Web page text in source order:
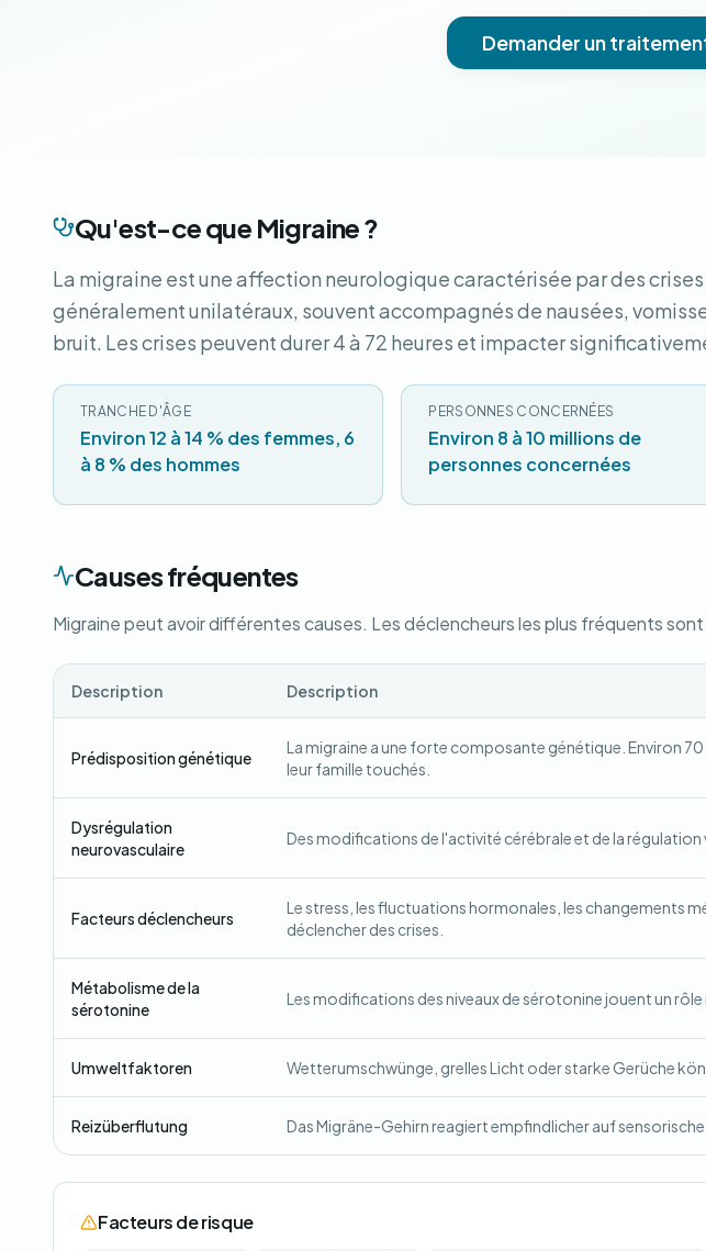
Demander un
Qu'est-ce que Migraine ?
La migraine est une affection neurologique caractérisée par des
généralement unilatéraux, souvent accompagnés de nausées,
bruit. Les crises peuvent durer 4 à 72 heures et impacter
TRANCHE D'ÂGE
Environ 12 à 14 % des femmes, 6
à 8 % des hommes
PERSONNES CONCERNÉES
Environ 8 à 10 millions de
personnes concernées
Causes fréquentes
Migraine peut avoir différentes causes. Les déclencheurs les plus fréquents sont
Description Description
Prédisposition génétique
La migraine a une forte composante génétique. Environ
leur famille touchés.
Dysrégulation
neurovasculaire
Des modifications de l'activité cérébrale et de la régulation
Facteurs déclencheurs
Le stress, les fluctuations hormonales, les changements
déclencher des crises.
Métabolisme de la
sérotonine
Les modifications des niveaux de sérotonine jouent un rôle
Umweltfaktoren Wetterumschwünge, grelles Licht oder starke Gerüche
Reizüberflutung Das Migräne-Gehirn reagiert empfindlicher auf sensorische
Facteurs de risque